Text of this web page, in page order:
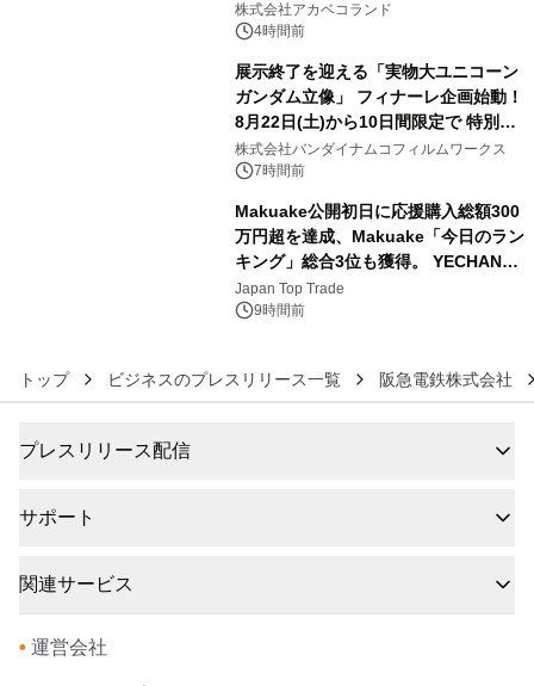
株式会社アカベコランド
4時間前
展示終了を迎える「実物大ユニコーン
ガンダム立像」 フィナーレ企画始動！
8月22日(土)から10日間限定で 特別映
像『UNICORN GUNDAM Statue ―
BEYOND POSSIBILITY ―』を上映！
株式会社バンダイナムコフィルムワークス
7時間前
Makuake公開初日に応援購入総額300
万円超を達成、Makuake「今日のラン
キング」総合3位も獲得。 YECHAN音
浴シンギングボウル第2弾の大型サイ
ズ（XL・2XL・3XL）を先行販売中
Japan Top Trade
9時間前
トップ ビジネスのプレスリリース一覧 阪急電鉄株式会社
プレスリリース配信
サポート
関連サービス
• 運営会社